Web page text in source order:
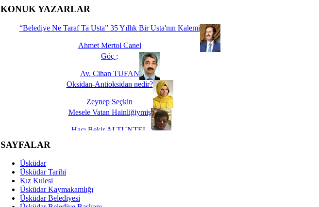
İşte Biz buyuz...
KONUK YAZARLAR
“Belediye Ne Taraf Ta Usta” 35 Yıllık Bir Usta'nın Kalemi
Ahmet Mertol Canel
Göç ;
Av. Cihan TUFAN
Oksidan-Antioksidan nedir?
Zeynep Seçkin
Mesele Vatan Hainliğiymiş
Hacı Bekir ALTUNTEL
Dünya Fani, Ama Kısa Bir Süre De Olsa Burdayız
Savaş ŞENEL
Hukukun Adaleti Kalmadı Üstadım!
SAYFALAR
Üsküdar
Üsküdar Tarihi
Kız Kulesi
Üsküdar Kaymakamlığı
Üsküdar Belediyesi